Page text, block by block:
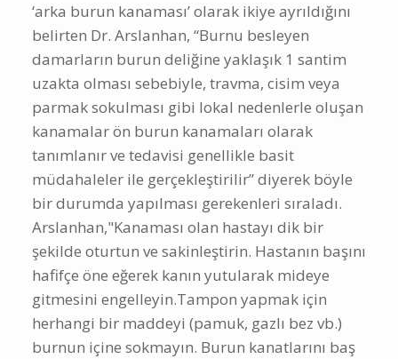
‘arka burun kanaması’ olarak ikiye ayrıldığını
belirten Dr. Arslanhan, “Burnu besleyen
damarların burun deliğine yaklaşık 1 santim
uzakta olması sebebiyle, travma, cisim veya
parmak sokulması gibi lokal nedenlerle oluşan
kanamalar ön burun kanamaları olarak
tanımlanır ve tedavisi genellikle basit
müdahaleler ile gerçekleştirilir” diyerek böyle
bir durumda yapılması gerekenleri sıraladı.
Arslanhan,"Kanaması olan hastayı dik bir
şekilde oturtun ve sakinleştirin. Hastanın başını
hafifçe öne eğerek kanın yutularak mideye
gitmesini engelleyin.Tampon yapmak için
herhangi bir maddeyi (pamuk, gazlı bez vb.)
burnun içine sokmayın. Burun kanatlarını baş